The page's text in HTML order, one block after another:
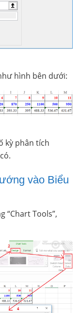
hình bên dưới:
kỳ phân tích
vào Biểu
“Chart Tools”,